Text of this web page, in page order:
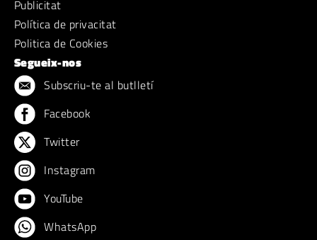
Publicitat
Política de privacitat
Politica de Cookies
Segueix-nos
Subscriu-te al butlletí
Facebook
Twitter
Instagram
YouTube
WhatsApp